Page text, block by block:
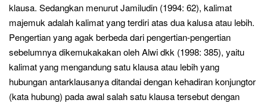
klausa. Sedangkan menurut Jamiludin (1994: 62), kalimat
majemuk adalah kalimat yang terdiri atas dua kalusa atau lebih.
Pengertian yang agak berbeda dari pengertian-pengertian
sebelumnya dikemukakakan oleh Alwi dkk (1998: 385), yaitu
kalimat yang mengandung satu klausa atau lebih yang
hubungan antarklausanya ditandai dengan kehadiran konjungtor
(kata hubung) pada awal salah satu klausa tersebut dengan